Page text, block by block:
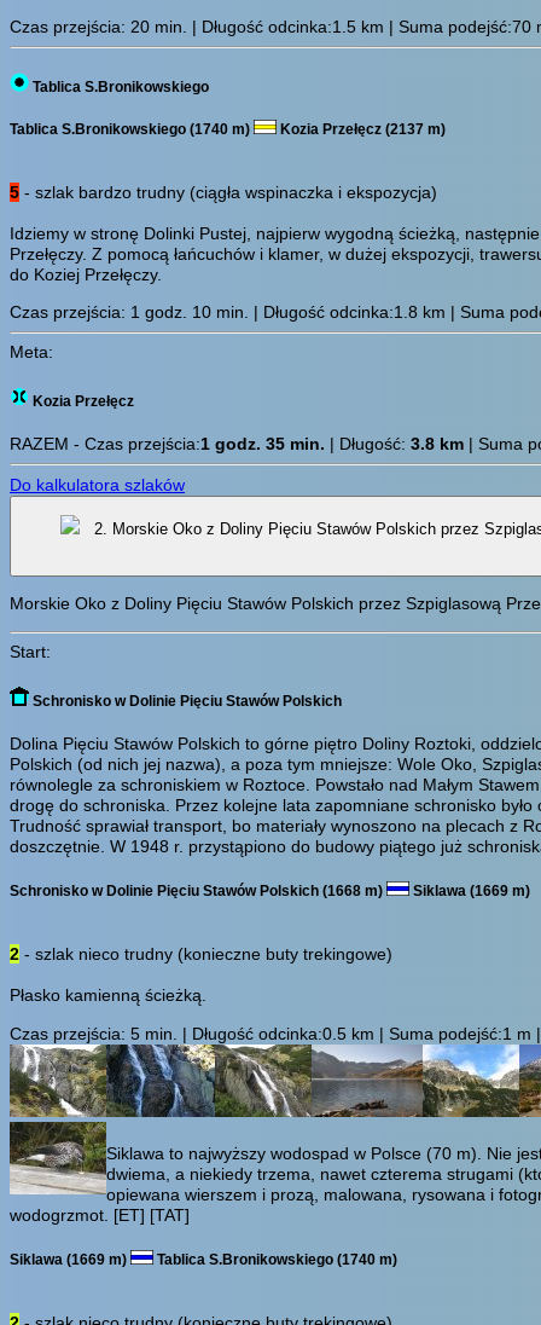
Czas przejścia: 20 min. | Długość odcinka:1.5 km | Suma
Tablica S.Bronikowskiego
Tablica S.Bronikowskiego (1740 m) Kozia Przełęcz (2137 m)
5 - szlak bardzo trudny (ciągła wspinaczka i ekspozycja)
Idziemy w stronę Dolinki Pustej, najpierw wygodną ścieżką,
Przełęczy. Z pomocą łańcuchów i klamer, w dużej ekspozycji,
do Koziej Przełęczy.
Czas przejścia: 1 godz. 10 min. | Długość odcinka:1.8 km | Suma
Meta:
Kozia Przełęcz
RAZEM - Czas przejścia:1 godz. 35 min. | Długość: 3.8 km | Suma
Do kalkulatora szlaków
2. Morskie Oko z Doliny Pięciu
Morskie Oko z Doliny Pięciu Stawów Polskich przez Szpiglasową
Start:
Schronisko w Dolinie Pięciu Stawów Polskich
Dolina Pięciu Stawów Polskich to górne piętro Doliny Roztoki,
Polskich (od nich jej nazwa), a poza tym mniejsze: Wole Oko,
równolegle za schroniskiem w Roztoce. Powstało nad Małym
drogę do schroniska. Przez kolejne lata zapomniane schronisko
Trudność sprawiał transport, bo materiały wynoszono na plecach z
doszczętnie. W 1948 r. przystąpiono do budowy piątego już
Schronisko w Dolinie Pięciu Stawów Polskich (1668 m) Siklawa (1669 m)
2 - szlak nieco trudny (konieczne buty trekingowe)
Płasko kamienną ścieżką.
Czas przejścia: 5 min. | Długość odcinka:0.5 km | Suma podejść:1
Siklawa to najwyższy wodospad w Polsce (70 m). Nie
dwiema, a niekiedy trzema, nawet czterema strugami
opiewana wierszem i prozą, malowana, rysowana i
wodogrzmot. [ET] [TAT]
Siklawa (1669 m) Tablica S.Bronikowskiego (1740 m)